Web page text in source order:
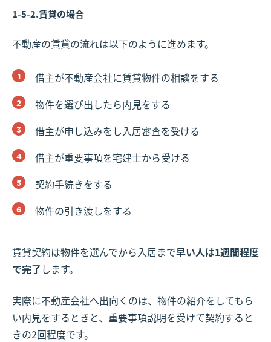
1-5-2.賃貸の場合
不動産の賃貸の流れは以下のように進めます。
借主が不動産会社に賃貸物件の相談をする
物件を選び出したら内見をする
借主が申し込みをし入居審査を受ける
借主が重要事項を宅建士から受ける
契約手続きをする
物件の引き渡しをする
賃貸契約は物件を選んでから入居まで早い人は1週間程度
で完了します。
実際に不動産会社へ出向くのは、物件の紹介をしてもら
い内見をするときと、重要事項説明を受けて契約すると
きの2回程度です。